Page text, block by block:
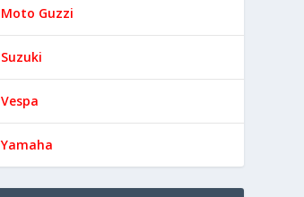
Moto Guzzi
Suzuki
Vespa
Yamaha